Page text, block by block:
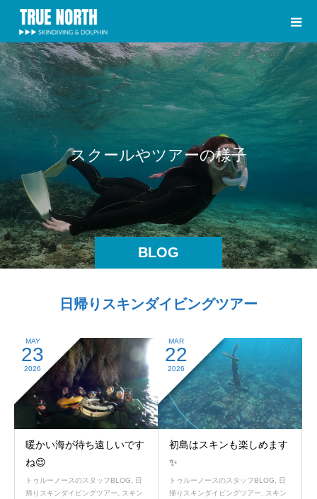
BLOG
ス ク ールやツ アーの様子
日帰りスキンダイビングツアー
MAY
23
2026
暖かい海が待ち遠しいです
ね😌
トゥルーノースのスタッフBLOG, 日
帰りスキンダイビングツアー, スキン
MAR
22
2026
初島はスキンも楽しめます
✨
トゥルーノースのスタッフBLOG, 日
帰りスキンダイビングツアー, スキン